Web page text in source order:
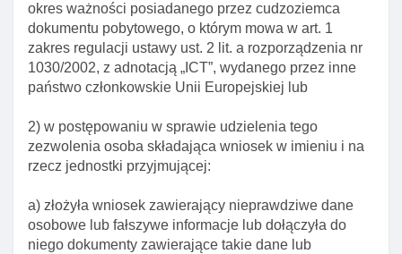
okres ważności posiadanego przez cudzoziemca
dokumentu pobytowego, o którym mowa w art. 1
zakres regulacji ustawy ust. 2 lit. a rozporządzenia nr
1030/2002, z adnotacją „ICT”, wydanego przez inne
państwo członkowskie Unii Europejskiej lub
2) w postępowaniu w sprawie udzielenia tego
zezwolenia osoba składająca wniosek w imieniu i na
rzecz jednostki przyjmującej:
a) złożyła wniosek zawierający nieprawdziwe dane
osobowe lub fałszywe informacje lub dołączyła do
niego dokumenty zawierające takie dane lub
wymagającym wysokich kwalifikacji
Art. 136. Odesłanie do przepisów ustawy o
promocji zatrudnienia I instytucjach rynku pracy
Art. 137. Elementy decyzji o udzieleniu zezwolenia
zawodzie wymagającym wysokich kwalifikacji
Art. 138. Odpisy decyzji przekazywane szefowi
urzędu przez wojewodę
Rozdział 3a. Zezwolenie na pobyt czasowy w celu
wykonywania pracy w ramach przeniesienia
wewnątrz przedsiębiorstwa. Mobilność